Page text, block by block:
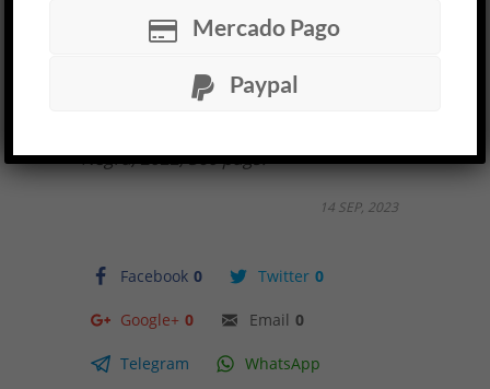
Alexandre Laumonier,El reemplazante
Negra, 2022, 360 págs.
Facebook 0 Twitter 0
Google+ 0 Email 0
Telegram WhatsApp
14 SEP, 2023
Mercado Pago
Paypal